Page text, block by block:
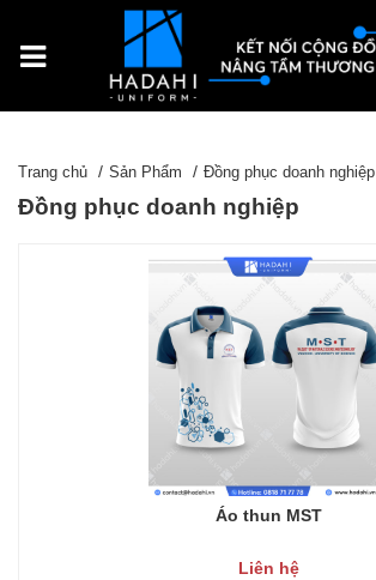
Trang chủ Sản Phẩm Đồng phục doanh nghiệp
Đồng phục doanh nghiệp
Áo thun MST
Liên hệ